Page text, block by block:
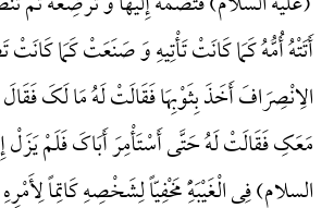
أَتَتْهُ أُمُّهُ کَمَا کَانَتْ تَأْتِیهِ وَ صَنَعَتْ کَمَا کَانَتْ
الِانْصِرَافَ أَخَذَ بِثَوْبِهَا فَقَالَتْ لَهُ مَا لَکَ
مَعَکِ فَقَالَتْ لَهُ حَتَّی أَسْتَأْمِرَ أَبَاکَ فَلَمْ یَزَلْ
السلام) فِی الْغَیْبَهًِْ مَخْفِیّاً لِشَخْصِهِ کَاتِماً